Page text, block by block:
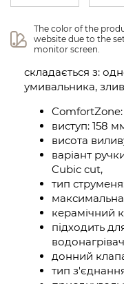
The color of the
website due to the
monitor screen.
складається з:
умивальника,
ComfortZone:
виступ: 158
висота
варіант
Cubic cut,
тип
максимальна
керамічний
підходить
донний
тип